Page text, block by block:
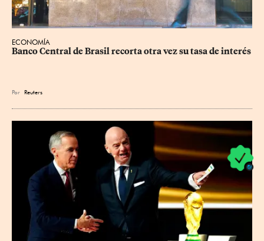
ECONOMÍA
Banco Central de Brasil recorta otra vez su tasa de interés
Por Reuters